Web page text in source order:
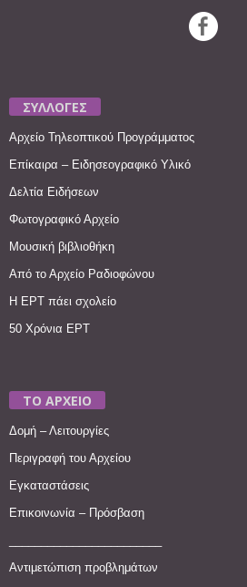
ΣΥΛΛΟΓΕΣ
Αρχείο Τηλεοπτικού Προγράμματος
Επίκαιρα – Ειδησεογραφικό Υλικό
Δελτία Ειδήσεων
Φωτογραφικό Αρχείο
Μουσική βιβλιοθήκη
Από το Αρχείο Ραδιοφώνου
Η ΕΡΤ πάει σχολείο
50 Χρόνια ΕΡΤ
ΤΟ ΑΡΧΕΙΟ
Δομή – Λειτουργίες
Περιγραφή του Αρχείου
Εγκαταστάσεις
Επικοινωνία – Πρόσβαση
Αντιμετώπιση προβλημάτων